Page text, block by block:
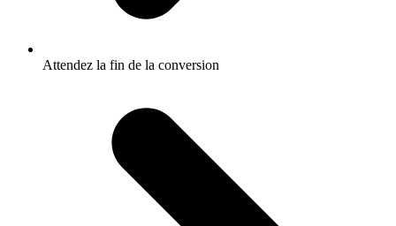
Attendez la fin de la conversion